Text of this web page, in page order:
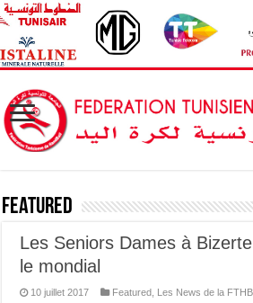
Featured
Les Seniors Dames à
le mondial
10 juillet 2017 Featured Les News de la FTHB